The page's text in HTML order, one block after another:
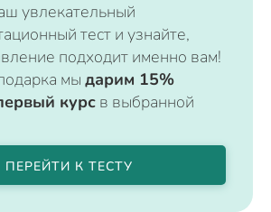
увлекательный
тест и узнайте,
подходит именно вам!
мы дарим 15%
курс в выбранной
ПЕРЕЙТИ К ТЕСТУ